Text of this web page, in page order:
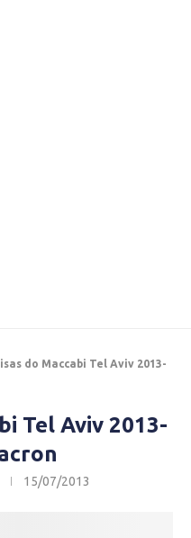
do Maccabi Tel Aviv 2013-
Tel Aviv 2013-
15/07/2013